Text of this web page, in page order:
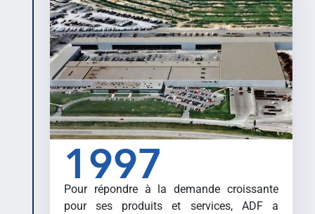
1997
Pour répondre à la demande croissante
pour ses produits et services, ADF a